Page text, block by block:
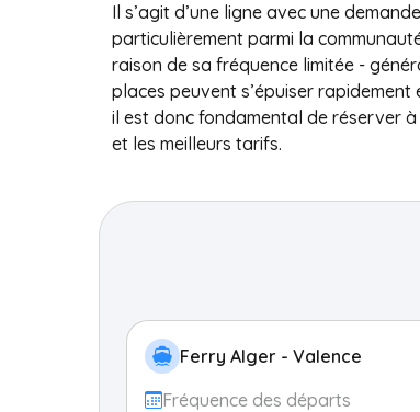
Il s’agit d’une ligne avec une
particulièrement parmi la
raison de sa fréquence limitée -
places peuvent s’épuiser
il est donc fondamental de réserver
et les meilleurs tarifs.
Ferry Alger - Valence
Fréquence des départs